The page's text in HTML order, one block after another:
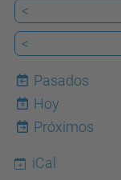
<
<
Pasados
6
Hoy
Próximos
iCal